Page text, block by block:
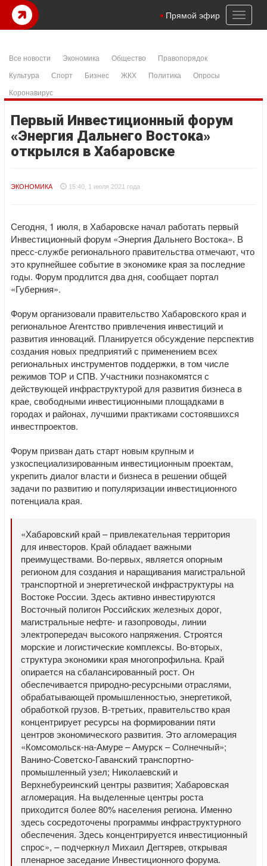
Toggle
Прямой эфир
Все новости Экономика Общество
Правопорядок
Культура
Спорт Бизнес ЖКХ Политика
Опросы
Коронавирус
Первый Инвестиционный форум
«Энергия Дальнего Востока»
открылся в Хабаровске
ЭКОНОМИКА 15:40, 1 июля 2021 года
Сегодня, 1 июля, в Хабаровске начал работать первый
Инвестиционный форум «Энергия Дальнего Востока». В
пресс-службе регионального правительства отмечают, что
это крупнейшее событие в экономике края за последние
годы. Форум продлится два дня, сообщает портал
«Губерния».
Форум организовали правительство Хабаровского края и
региональное Агентство привлечения инвестиций и
развития инноваций. Планируется обсуждение перспектив
создания новых предприятий с применением всех
региональных инструментов поддержки, в том числе
режимов ТОР и СПВ. Участники познакомятся с
действующей инфраструктурой для развития бизнеса в
крае, свободными инвестиционными площадками в
городах и районах, лучшими практиками состоявшихся
инвестпроектов.
Форум призван дать старт новым крупным и
узкоспециализированным инвестиционным проектам,
укрепить диалог власти и бизнеса в решении общей
задачи по развитию и популяризации инвестиционного
потенциала края.
«Хабаровский край – привлекательная территория
для инвесторов. Край обладает важными
преимуществами. Во-первых, является опорным
регионом для создания и наращивания магистральной
транспортной и энергетической инфраструктуры на
Востоке России. Здесь активно инвестируются
Восточный полигон Российских железных дорог,
магистральные нефте- и газопроводы, линии
электропередач высокого напряжения. Строятся
морские и логистические комплексы. Во-вторых,
структура экономики края многопрофильна. Край
опирается на сбалансированный рост. Он
обеспечивается природно-ресурсными отраслями,
обрабатывающей промышленностью, энергетикой,
обработкой грузов. В-третьих, правительство края
концентрирует ресурсы на формировании пяти
центров экономического развития. Это агломерация
«Комсомольск-на-Амуре – Амурск – Солнечный»;
Ванино-Советско-Гаванский транспортно-
промышленный узел; Николаевский и
Верхнебуреинский центры развития; Хабаровская
агломерация. На выделенные центры роста
приходится более 80% населения региона. Именно
здесь сосредоточены программы инфраструктурного
обеспечения. Здесь концентрируется инвестиционный
спрос», – подчеркнул Михаил Дегтярев, открывая
пленарное заседание Инвестиционного форума.